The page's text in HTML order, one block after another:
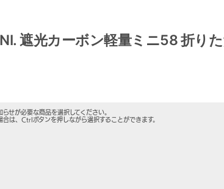
遮光カーボン軽量ミニ58 折り
せが必要な商品を選択してください。
は、Ctrlボタンを押しながら選択することができます。